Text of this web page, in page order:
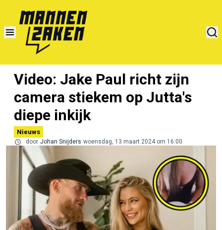
Video: Jake Paul richt zijn
camera stiekem op Jutta's
diepe inkijk
Nieuws
door Johan Snijders woensdag, 13 maart 2024 om 16:00